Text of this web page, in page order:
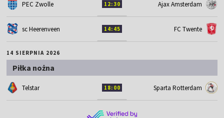
PEC Zwolle 12:30 Ajax Amsterdam
sc Heerenveen 14:45 FC Twente
14 SIERPNIA 2026
Piłka nożna
Telstar 18:00 Sparta Rotterdam